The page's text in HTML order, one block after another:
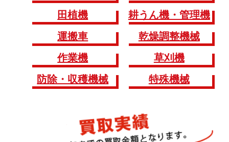
田植機
耕うん機・管理機
運搬車
乾燥調整機械
作業機
草刈機
防除・収穫機械
特殊機械